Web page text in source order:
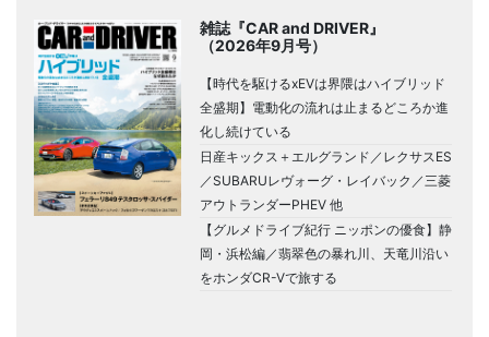
雑誌『CAR and DRIVER』
（2026年9月号）
【時代を駆けるxEVは界隈はハイブリッド
全盛期】電動化の流れは止まるどころか進
化し続けている
日産キックス＋エルグランド／レクサスES
／SUBARUレヴォーグ・レイバック／三菱
アウトランダーPHEV 他
【グルメドライブ紀行 ニッポンの優食】静
岡・浜松編／翡翠色の暴れ川、天竜川沿い
をホンダCR-Vで旅する